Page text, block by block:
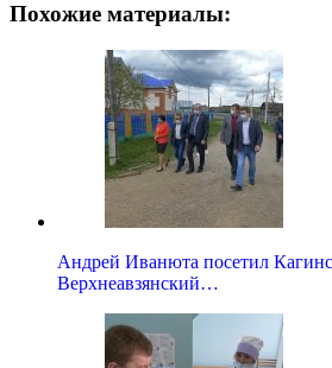
Похожие материалы:
Андрей Иванюта посетил
Верхнеавзянский…